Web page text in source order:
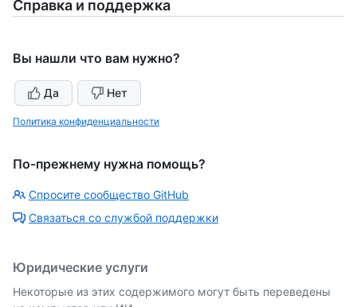
Справка и поддержка
Вы нашли что вам нужно?
Да Нет
Политика конфиденциальности
По-прежнему нужна помощь?
Спросите сообщество GitHub
Связаться со службой поддержки
Юридические услуги
Некоторые из этих содержимого могут быть переведены